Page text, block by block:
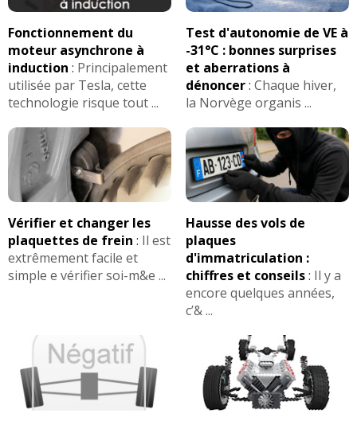
Fonctionnement du
moteur asynchrone à
induction : Principalement
utilisée par Tesla, cette
technologie risque tout ...
Test d'autonomie de VE à
-31°C : bonnes surprises
et aberrations à
dénoncer: Chaque hiver,
la Norvège organis ...
Vérifier et changer les
plaquettes de frein : Il est
extrêmement facile et
simple e vérifier soi-m&e ...
Hausse des vols de
plaques
d'immatriculation :
chiffres et conseils: Il y a
encore quelques années,
c’& ...